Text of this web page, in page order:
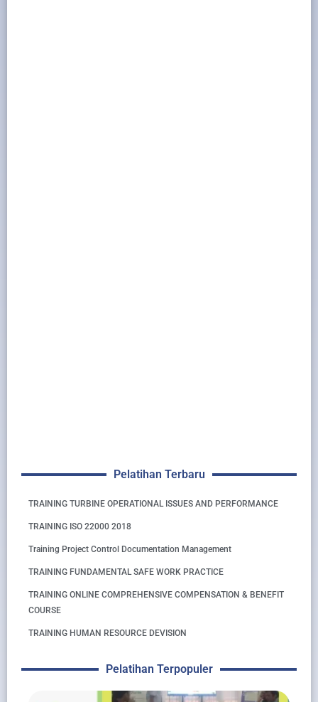
Pelatihan Terbaru
TRAINING TURBINE OPERATIONAL ISSUES AND PERFORMANCE
TRAINING ISO 22000 2018
Training Project Control Documentation Management
TRAINING FUNDAMENTAL SAFE WORK PRACTICE
TRAINING ONLINE COMPREHENSIVE COMPENSATION & BENEFIT
COURSE
TRAINING HUMAN RESOURCE DEVISION
Pelatihan Terpopuler